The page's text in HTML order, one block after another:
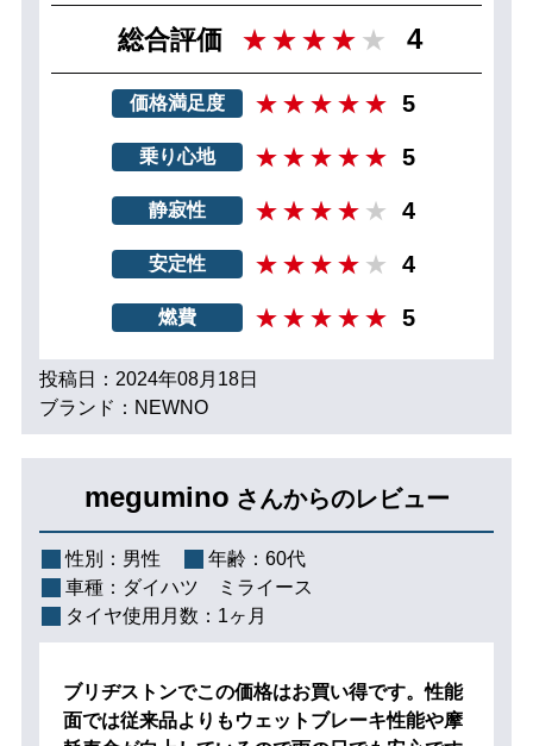
総合評価 4
価格満足度 5
乗り心地 5
静寂性 4
安定性 4
燃費 5
投稿日：2024年08月18日
ブランド：NEWNO
megumino さんからのレビュー
性別： 男性 年齢： 60代
車種： ダイハツ ミライース
タイヤ使用月数： 1ヶ月
ブリヂストンでこの価格はお買い得です。性能
面では従来品よりもウェットブレーキ性能や摩